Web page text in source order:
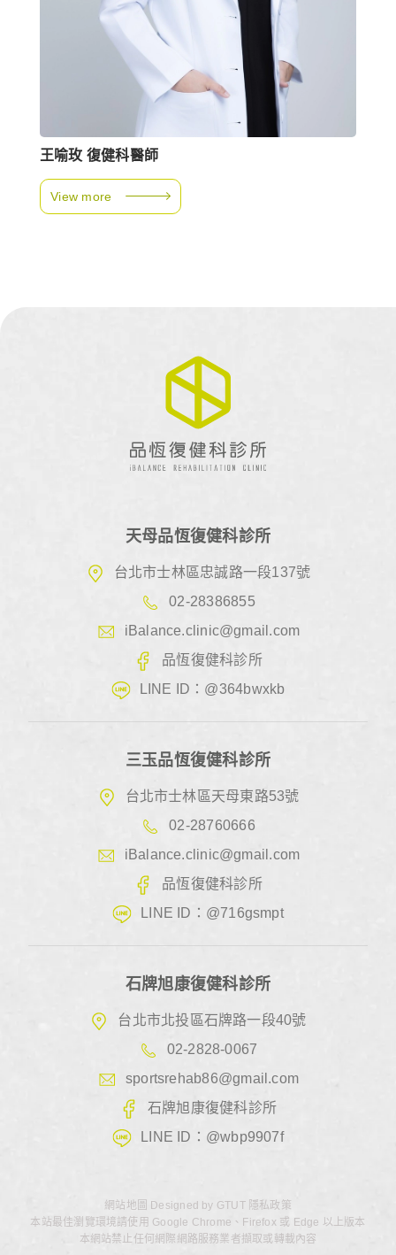
王喻玫 復健科醫師
View more
天母品恆復健科診所
台北市士林區忠誠路一段137號
02-28386855
iBalance.clinic@gmail.com
品恆復健科診所
LINE ID：@364bwxkb
三玉品恆復健科診所
台北市士林區天母東路53號
02-28760666
iBalance.clinic@gmail.com
品恆復健科診所
LINE ID：@716gsmpt
石牌旭康復健科診所
台北市北投區石牌路一段40號
02-2828-0067
sportsrehab86@gmail.com
石牌旭康復健科診所
LINE ID：@wbp9907f
網站地圖 Designed by GTUT 隱私政策
本站最佳瀏覽環境請使用 Google Chrome、Firefox 或 Edge 以上版本
本網站禁止任何網際網路服務業者擷取或轉載內容